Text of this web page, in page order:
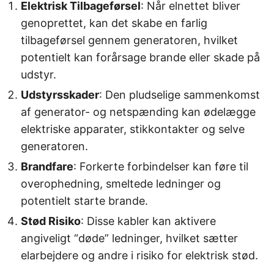
Elektrisk Tilbageførsel: Når elnettet bliver
genoprettet, kan det skabe en farlig
tilbageførsel gennem generatoren, hvilket
potentielt kan forårsage brande eller skade på
udstyr.
Udstyrsskader: Den pludselige sammenkomst
af generator- og netspænding kan ødelægge
elektriske apparater, stikkontakter og selve
generatoren.
Brandfare: Forkerte forbindelser kan føre til
overophedning, smeltede ledninger og
potentielt starte brande.
Stød Risiko: Disse kabler kan aktivere
angiveligt “døde” ledninger, hvilket sætter
elarbejdere og andre i risiko for elektrisk stød.